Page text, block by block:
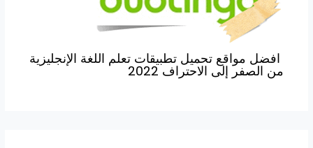
افضل مواقع تحميل تطبيقات تعلم اللغة الإنجليزية
من الصفر إلى الاحتراف 2022